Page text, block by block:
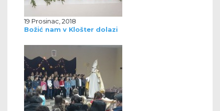
19 Prosinac, 2018
Božić nam v Klošter dolazi